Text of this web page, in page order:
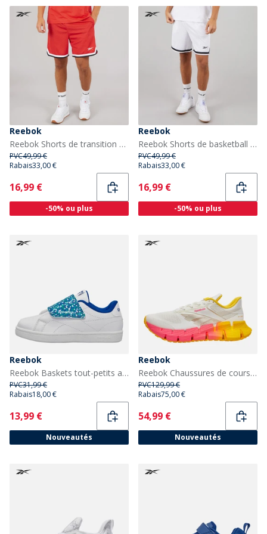
Reebok
Reebok Shorts de transition de basketball Reebok Homme de 7 pouces Energy Red/Blanc
PVC49,99 €
Rabais33,00 €
Current
16,99 €
-50% ou plus
Reebok
Reebok Shorts de basketball Reebok 7 pouces Homme Blanc
PVC49,99 €
Rabais33,00 €
Current
16,99 €
-50% ou plus
Reebok
Reebok Baskets tout-petits avec fermeture scratch style tribunal Blanc/Vector Blue/Vector Blue
PVC31,99 €
Rabais18,00 €
Current
13,99 €
Nouveautés
Reebok
Reebok Chaussures de course neutres FloatZig 1 Femme Chalk/Sand/Atomic Pink
PVC129,99 €
Rabais75,00 €
Current
54,99 €
Nouveautés